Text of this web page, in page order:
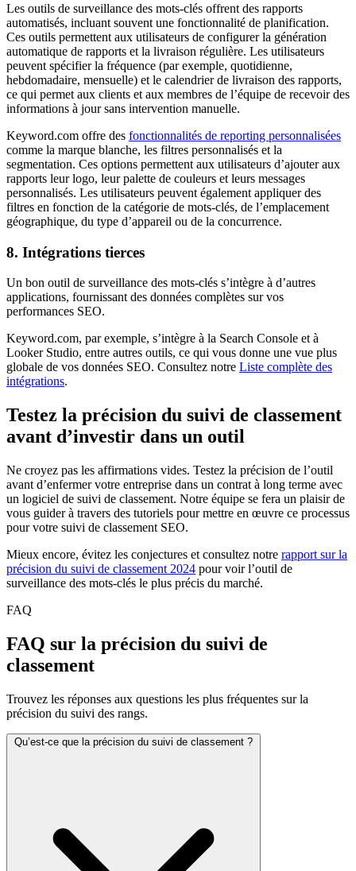
Les outils de surveillance des mots-clés offrent des rapports
automatisés, incluant souvent une fonctionnalité de planification.
Ces outils permettent aux utilisateurs de configurer la génération
automatique de rapports et la livraison régulière. Les utilisateurs
peuvent spécifier la fréquence (par exemple, quotidienne,
hebdomadaire, mensuelle) et le calendrier de livraison des rapports,
ce qui permet aux clients et aux membres de l’équipe de recevoir des
informations à jour sans intervention manuelle.
Keyword.com offre des fonctionnalités de reporting personnalisées
comme la marque blanche, les filtres personnalisés et la
segmentation. Ces options permettent aux utilisateurs d’ajouter aux
rapports leur logo, leur palette de couleurs et leurs messages
personnalisés. Les utilisateurs peuvent également appliquer des
filtres en fonction de la catégorie de mots-clés, de l’emplacement
géographique, du type d’appareil ou de la concurrence.
8. Intégrations tierces
Un bon outil de surveillance des mots-clés s’intègre à d’autres
applications, fournissant des données complètes sur vos
performances SEO.
Keyword.com, par exemple, s’intègre à la Search Console et à
Looker Studio, entre autres outils, ce qui vous donne une vue plus
globale de vos données SEO. Consultez notre Liste complète des
intégrations.
Testez la précision du suivi de classement
avant d’investir dans un outil
Ne croyez pas les affirmations vides. Testez la précision de l’outil
avant d’enfermer votre entreprise dans un contrat à long terme avec
un logiciel de suivi de classement. Notre équipe se fera un plaisir de
vous guider à travers des tutoriels pour mettre en œuvre ce processus
pour votre suivi de classement SEO.
Mieux encore, évitez les conjectures et consultez notre rapport sur la
précision du suivi de classement 2024 pour voir l’outil de
surveillance des mots-clés le plus précis du marché.
FAQ
FAQ sur la précision du suivi de
classement
Trouvez les réponses aux questions les plus fréquentes sur la
précision du suivi des rangs.
Qu’est-ce que la précision du suivi de classement ?